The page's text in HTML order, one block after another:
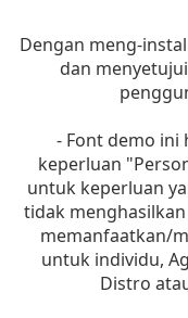
Dengan meng-
dan
- Font demo ini
keperluan
untuk keperluan
tidak
memanfaatkan/
untuk individu,
Distro